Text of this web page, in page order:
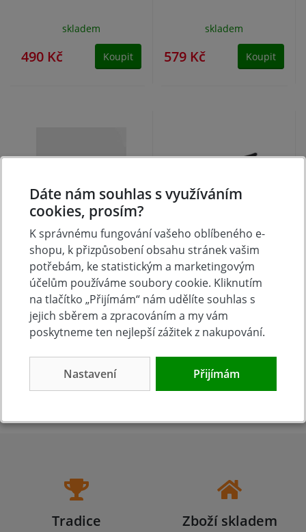
skladem
490 Kč Koupit
skladem
579 Kč Koupit
Kleště siko CR-V
300mm
skladem
690 Kč Koupit
Kleště siko stavitelné,
rovné čelisti 250 mm,
0-36 mm
skladem
360 Kč Koupit
Tradice Zboží skladem
Dáte nám souhlas s využíváním
cookies, prosím?
K správnému fungování vašeho oblíbeného e-
shopu, k přizpůsobení obsahu stránek vašim
potřebám, ke statistickým a marketingovým
účelům používáme soubory cookie. Kliknutím
na tlačítko „Přijímám“ nám udělíte souhlas s
jejich sběrem a zpracováním a my vám
poskytneme ten nejlepší zážitek z nakupování.
Nastavení Přijímám